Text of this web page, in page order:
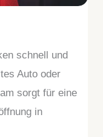
schnell und
Auto oder
sorgt für eine
in